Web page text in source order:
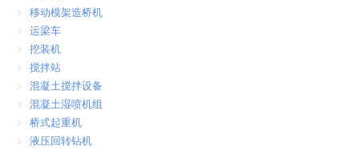
移动模架造桥机
运梁车
挖装机
搅拌站
混凝土搅拌设备
混凝土湿喷机组
桥式起重机
液压回转钻机